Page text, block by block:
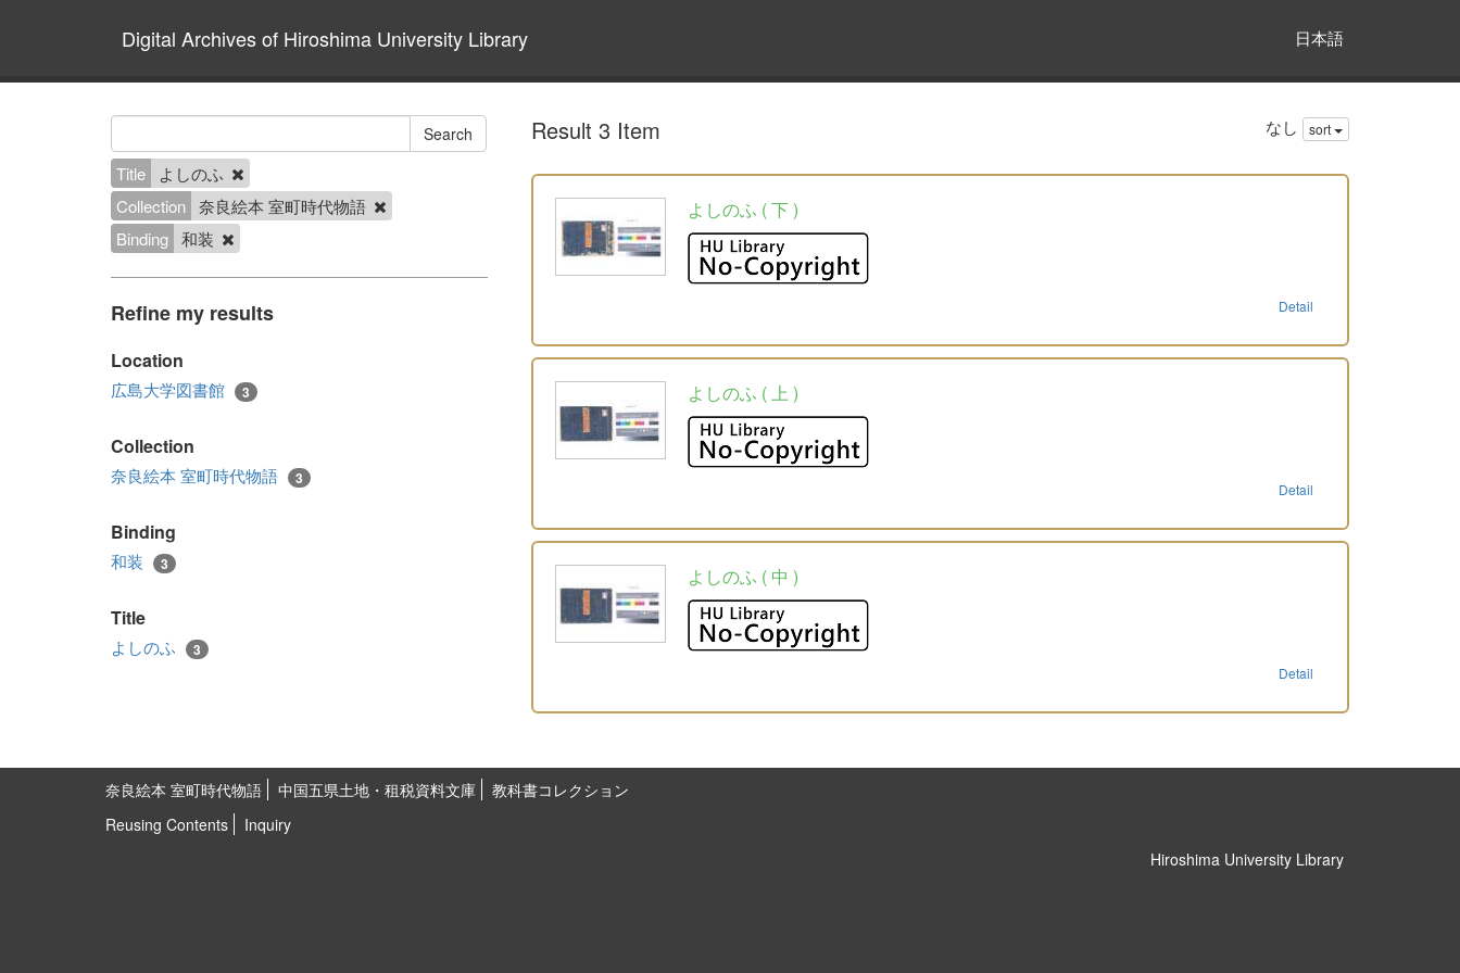
Digital Archives of Hiroshima University Library 日本語
Title
よしのふ
Collection 奈良絵本 室町時代物語
Binding 和装
Refine my results
Location
広島大学図書館 3
Collection
奈良絵本 室町時代物語 3
Binding
和装 3
Title
よしのふ 3
Result 3 Item なし sort
よしのふ ( 下 )
Detail
よしのふ ( 上 )
Detail
よしのふ ( 中 )
Detail
奈良絵本 室町時代物語 中国五県土地・租税資料文庫
教科書コレクション
Reusing Contents
Inquiry
Hiroshima University Library